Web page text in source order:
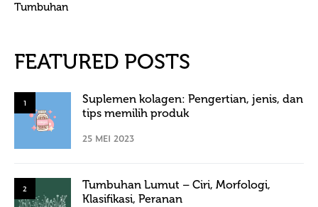
Tumbuhan
FEATURED POSTS
1
Suplemen kolagen: Pengertian, jenis, dan
tips memilih produk
25 MEI 2023
2
Tumbuhan Lumut – Ciri, Morfologi,
Klasifikasi, Peranan